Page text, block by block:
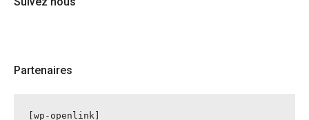
Partenaires
[wp-openlink]